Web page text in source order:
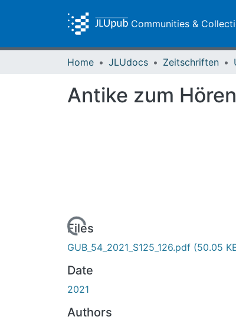
Communities &
Home JLUdocs Zeitschriften
Antike zum Hören
Loading...
Files
GUB_54_2021_S125_126.pdf (50.05
Date
2021
Authors